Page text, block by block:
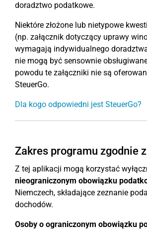
doradztwo podatkowe.
Niektóre złożone lub nietypowe
(np. załącznik dotyczący uprawy
wymagają indywidualnego
nie mogą być sensownie
powodu te załączniki nie są
SteuerGo.
Dla kogo odpowiedni jest SteuerGo?
Zakres programu zgodnie
Z tej aplikacji mogą korzystać
nieograniczonym obowiązku
Niemczech, składające zeznanie
dochodów.
Osoby o ograniczonym obowiązku